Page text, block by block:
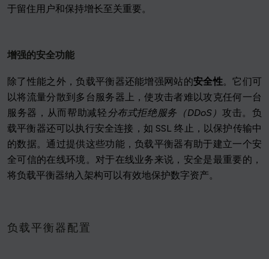
于留住用户和保持增长至关重要。
增强的安全功能
除了性能之外，负载平衡器还能增强网站的安全性。它们可
以将流量分散到多台服务器上，使攻击者难以攻克任何一台
服务器，从而帮助减轻 分布式拒绝服务（DDoS）攻击。负
载平衡器还可以执行安全连接，如 SSL 终止，以保护传输中
的数据。通过提供这些功能，负载平衡器有助于建立一个安
全可信的在线环境。对于在线业务来说，安全是最重要的，
将负载平衡器纳入架构可以有效地保护数字资产。
负载平衡器配置